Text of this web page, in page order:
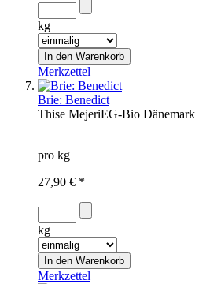
kg
Merkzettel
Brie: Benedict
Thise MejeriEG-Bio Dänemark
pro kg
27,90 € *
kg
Merkzettel